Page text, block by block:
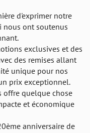
d'exprimer notre
ont soutenus
exclusives et des
des remises allant
unique pour nos
prix exceptionnel.
offre quelque chose
et économique
anniversaire de